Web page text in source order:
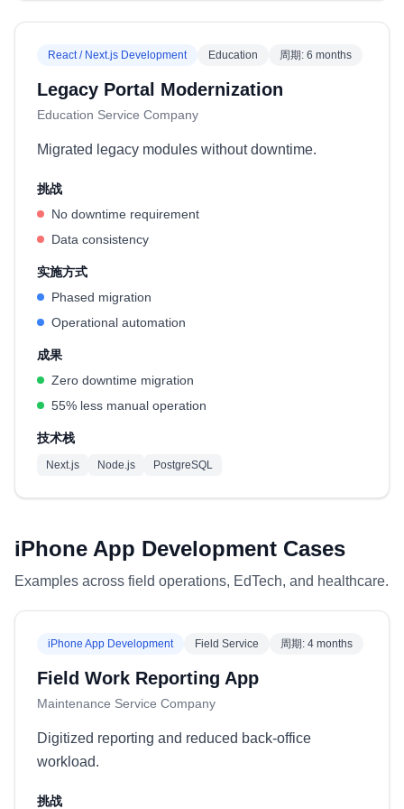
React / Next.js Development Education 周期: 6 months
Legacy Portal Modernization
Education Service Company
Migrated legacy modules without downtime.
挑战
No downtime requirement
Data consistency
实施方式
Phased migration
Operational automation
成果
Zero downtime migration
55% less manual operation
技术栈
Next.js Node.js PostgreSQL
iPhone App Development Cases
Examples across field operations, EdTech, and healthcare.
iPhone App Development Field Service 周期: 4 months
Field Work Reporting App
Maintenance Service Company
Digitized reporting and reduced back-office
workload.
挑战